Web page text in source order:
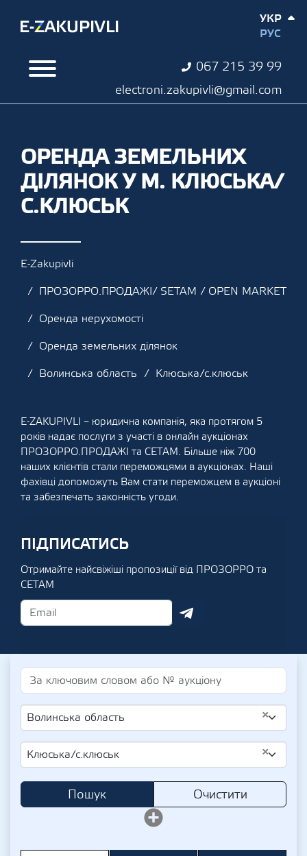
067 215 39 99
electroni.zakupivli@gmail.com
УКР
РУС
ОРЕНДА ЗЕМЕЛЬНИХ
ДІЛЯНОК У М. КЛЮСЬКА/
С.КЛЮСЬК
E-Zakupivli
ПРОЗОРРО.ПРОДАЖІ/ SETAM / OPEN MARKET
Оренда нерухомості
Оренда земельних ділянок
Волинська область
Клюська/с.клюськ
E-ZAKUPIVLI – юридична компанія, яка протягом 5
років надає послуги з участі в онлайн аукціонах
ПРОЗОРРО.ПРОДАЖІ та СЕТАМ. Більше ніж 700
наших клієнтів стали переможцями в аукціонах. Наші
фахівці допоможуть Вам стати переможцем в аукціоні
та забезпечать законність угоди.
ПІДПИСАТИСЬ
Отримайте найсвіжіші пропозиції від ПРОЗОРРО та
СЕТАМ
×
Волинська область
×
Клюська/с.клюськ
Пошук Очистити